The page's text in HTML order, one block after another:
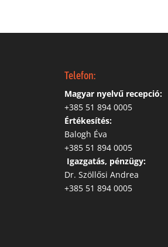
Telefon:
Magyar nyelvű recepció:
‭+385 51 894 0005
Értékesítés:
Balogh Éva
+385 51 894 0005
Igazgatás, pénzügy:
Dr. Szöllősi Andrea
+385 51 894 0005